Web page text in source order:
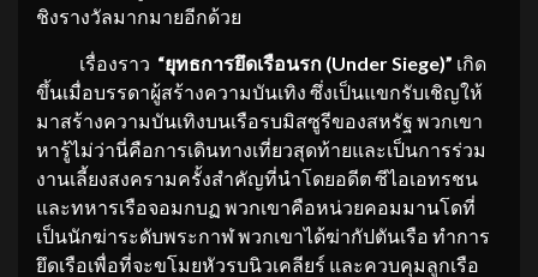
ชิงรางวัลมากมายอีกด้วย
เรื่องราว “ยุทธการยึดเรือนรก (Under Siege)” เกิด
ขึ้นเมื่อบรรดาผู้สร้างความบันเทิง ซึ่งเป็นแขกรับเชิญให้
มาสร้างความบันเทิงบนเรือรบมิสซูรีของสหรัฐ พวกเขา
หารู้ไม่ว่านี่คือการเดินทางเที่ยวสุดท้ายและเป็นการร่วม
งานเลี้ยงสงครามครั้งสำคัญที่นำโดยอดีต ซีไอเอทรชน
และทหารเรือจอมกบฏ พวกเขาคือหน่วยคอมมานโดที่
เป็นนักฆ่าระดับพระกาฬ พวกเขาได้ฆ่ากัปตันเรือ ทำการ
ยึดเรือเพื่อที่จะขโมยหัวรบนิวเคลียร์ และควบคุมลูกเรือ